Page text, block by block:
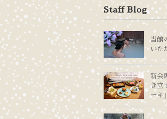
Staff Blog
当館
いた
新会
き立
ーキ